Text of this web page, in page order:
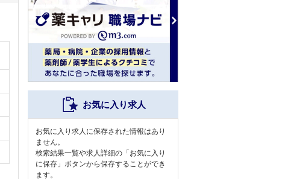
お気に入り求人
お気に入り求人に保存された情報はあり
ません。
検索結果一覧や求人詳細の「お気に入り
に保存」ボタンから保存することができ
ます。